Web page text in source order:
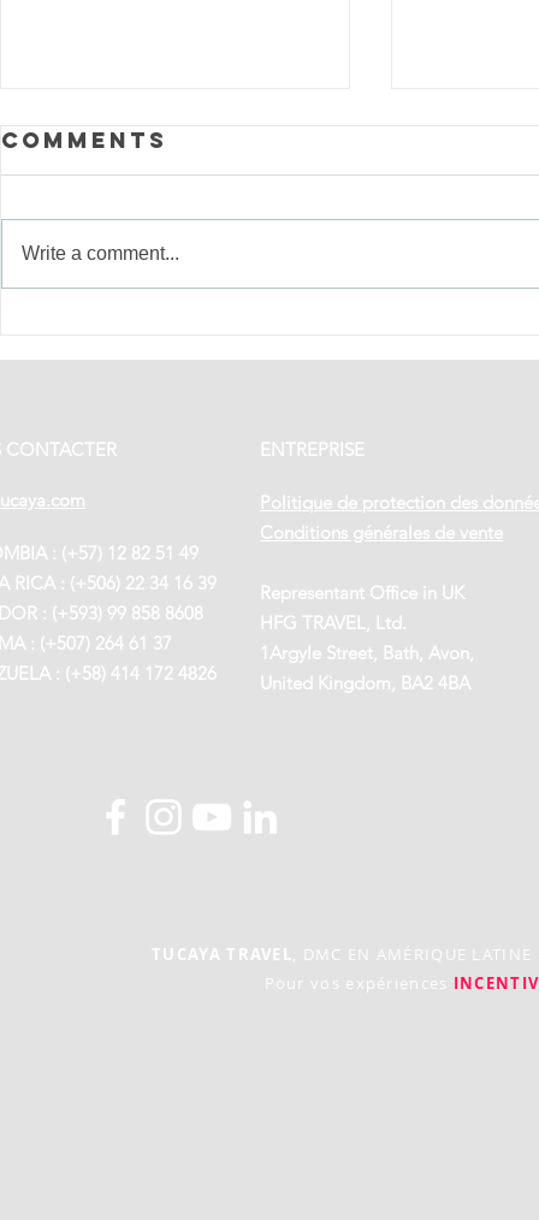
Ceux qui
rendent
fêtes
Comments
Write a comment...
CONTACTER
: (+57) 12 82 51 49
RICA : (+506) 22 34 16 39
: (+593) 99 858 8608
: (+507) 264 61 37
: (+58) 414 172 4826
ENTREPRISE
Politique de protection des
Conditions générales de vente
Representant Office in UK
HFG TRAVEL, Ltd.
1Argyle Street, Bath, Avon,
United Kingdom, BA2 4BA
TUCAYA TRAVEL, DMC EN AMÉRIQUE LATINE
Pour vos expériences